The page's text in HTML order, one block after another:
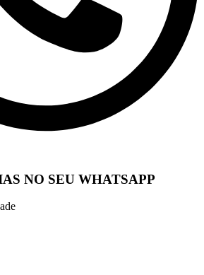
NO SEU WHATSAPP